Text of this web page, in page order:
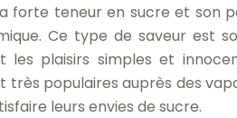
forte teneur en sucre et son
Ce type de saveur est
les plaisirs simples et
très populaires auprès des
leurs envies de sucre.